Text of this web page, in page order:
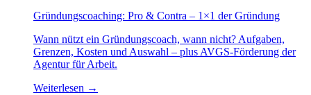
Gründungscoaching: Pro & Contra – 1×1 der Gründung
Wann nützt ein Gründungscoach, wann nicht? Aufgaben,
Grenzen, Kosten und Auswahl – plus AVGS-Förderung der
Agentur für Arbeit.
Weiterlesen →